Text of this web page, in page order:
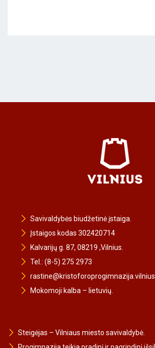
Savivaldybės biudžetinė įstaiga.
Įstaigos kodas 302420714
Kalvarijų g. 87, 08219 ,Vilnius.
Tel.: (8-5) 275 2973
Mokomoji kalba – lietuvių.
Steigėjas – Vilniaus miesto savivaldybė.